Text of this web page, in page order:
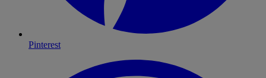
Pinterest